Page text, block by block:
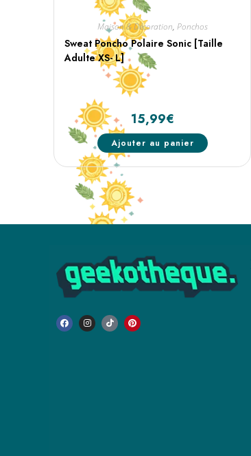
Maison & Décoration, Ponchos
Sweat Poncho Polaire Sonic [Taille
Adulte XS- L]
15,99€
Ajouter au panier